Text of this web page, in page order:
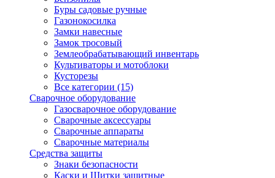
Буры садовые ручные
Газонокосилка
Замки навесные
Замок тросовый
Землеобрабатывающий инвентарь
Культиваторы и мотоблоки
Кусторезы
Все категории (15)
Сварочное оборудование
Газосварочное оборудование
Сварочные аксессуары
Сварочные аппараты
Сварочные материалы
Средства защиты
Знаки безопасности
Каски и Щитки защитные